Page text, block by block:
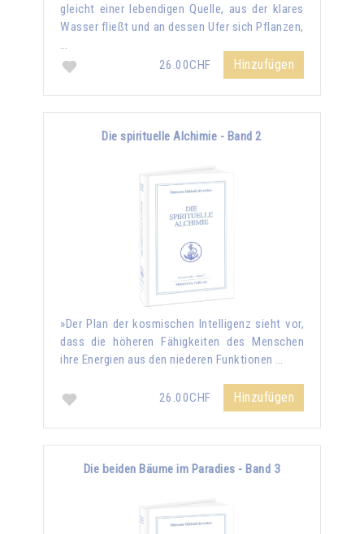
gleicht einer lebendigen Quelle, aus der klares
Wasser fließt und an dessen Ufer sich Pflanzen,
26.00CHF
Hinzufügen
Die spirituelle Alchimie - Band 2
»Der Plan der kosmischen Intelligenz sieht vor,
dass die höheren Fähigkeiten des Menschen
ihre Energien aus den niederen Funktionen …
26.00CHF Hinzufügen
Die beiden Bäume im Paradies - Band 3